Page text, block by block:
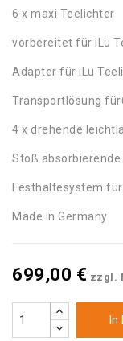
6 x maxi Teelichter
vorbereitet für iLu
Adapter für iLu
Transportlösung
4 x drehende
Stoß
Festhaltesystem
Made in Germany
699,00 € zzgl.